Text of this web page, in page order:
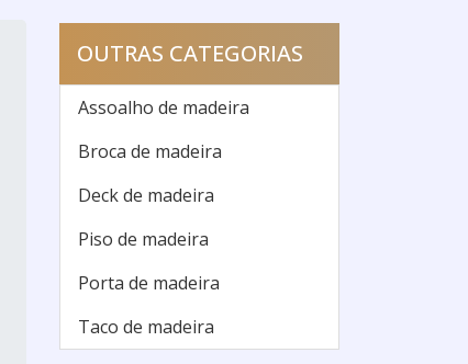
OUTRAS CATEGORIAS
Assoalho de madeira
Broca de madeira
Deck de madeira
Piso de madeira
Porta de madeira
Taco de madeira